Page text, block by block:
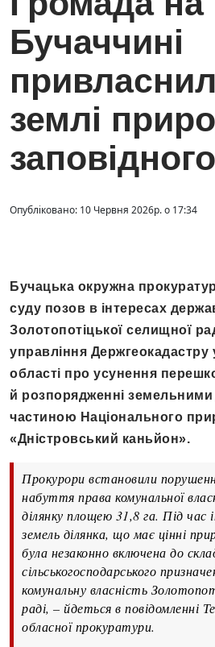
Бучаччині
землі
Опубліковано: 10 Червня 2026р. о 17:34
Бучацька окружна
суду позов в інтересах
Золотопотіцької селищної
управління Держгеокадастру
області про усунення
й розпорядженні земельними
частиною Національного
«Дністровський каньйон».
Прокурори встановили
набуття права комунальної
ділянку площею 31,8 га. Під час
земель ділянка, що має цінні
була незаконно включена до
сільськогосподарського
комунальну власність
раді, – йдеться в повідомленні
обласної прокуратури.